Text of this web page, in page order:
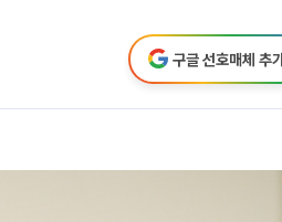
구글 선호매체 추